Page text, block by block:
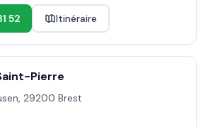
52 Itinéraire
Pierre
, 29200 Brest